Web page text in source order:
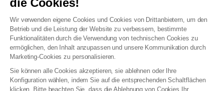
die Cookies!
Wir verwenden eigene Cookies und Cookies von Drittanbietern, um den
Betrieb und die Leistung der Website zu verbessern, bestimmte
Funktionalitäten durch die Verwendung von technischen Cookies zu
ermöglichen, den Inhalt anzupassen und unsere Kommunikation durch
Marketing-Cookies zu personalisieren.
Sie können alle Cookies akzeptieren, sie ablehnen oder Ihre
Konfiguration wählen, indem Sie auf die entsprechenden Schaltflächen
klicken. Bitte beachten Sie, dass die Ablehnung von Cookies Ihr
Unsere Geschäfte
AGB Treueprogramm
Datenschutzrichtlinien